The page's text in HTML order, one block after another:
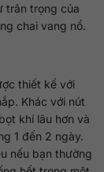
trân trọng của
chai vang nổ.
thiết kế với
Khác với nút
khí lâu hơn và
1 đến 2 ngày.
nếu bạn thường